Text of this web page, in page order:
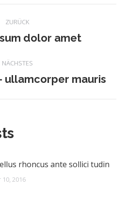
ZURÜCK
Vorheriger
dolor amet
NÄCHSTES
Nächster
ullamcorper mauris
rhoncus ante sollici tudin
10, 2016